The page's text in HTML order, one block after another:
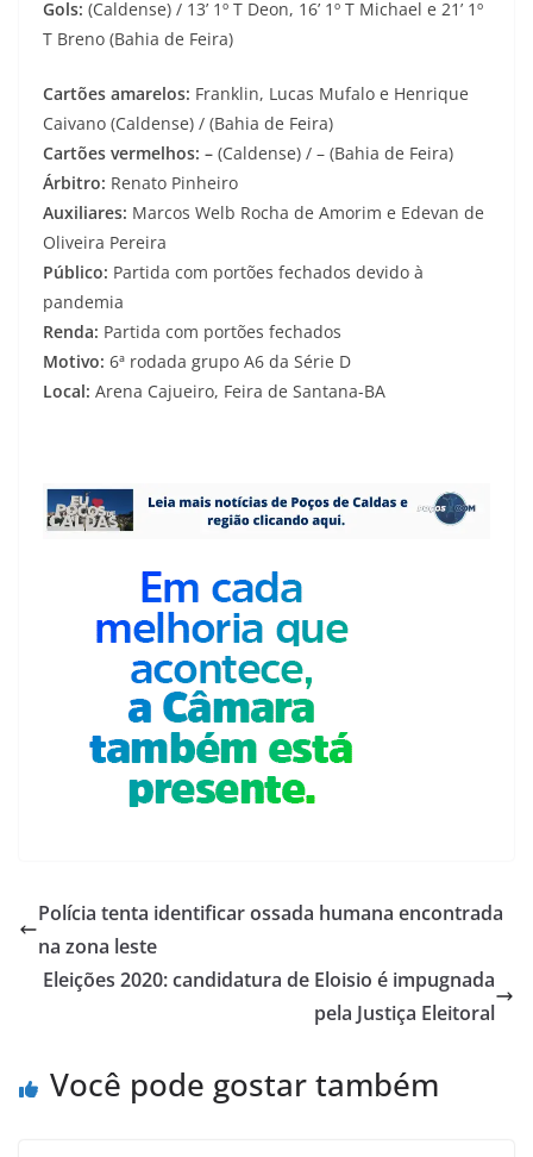
Gols: (Caldense) / 13’ 1º T Deon, 16’ 1º T Michael e 21’ 1º
T Breno (Bahia de Feira)
Cartões amarelos: Franklin, Lucas Mufalo e Henrique
Caivano (Caldense) / (Bahia de Feira)
Cartões vermelhos: – (Caldense) / – (Bahia de Feira)
Árbitro: Renato Pinheiro
Auxiliares: Marcos Welb Rocha de Amorim e Edevan de
Oliveira Pereira
Público: Partida com portões fechados devido à
pandemia
Renda: Partida com portões fechados
Motivo: 6ª rodada grupo A6 da Série D
Local: Arena Cajueiro, Feira de Santana-BA
Polícia tenta identificar ossada humana encontrada
na zona leste
Eleições 2020: candidatura de Eloisio é impugnada
pela Justiça Eleitoral
Você pode gostar também